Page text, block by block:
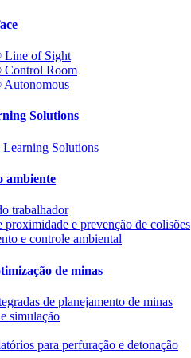
of Sight
Room
Solutions
Solutions
ambiente
trabalhador
proximidade e prevenção de colisões
e controle ambiental
de minas
de planejamento de minas
simulação
para perfuração e detonação